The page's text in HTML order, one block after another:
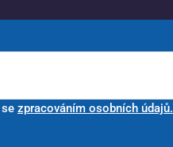
zpracováním osobních údajů.